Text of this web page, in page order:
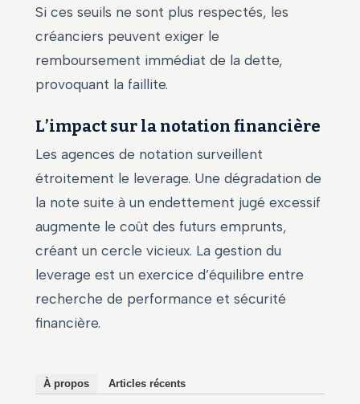
Si ces seuils ne sont plus respectés, les
créanciers peuvent exiger le
remboursement immédiat de la dette,
provoquant la faillite.
L’impact sur la notation financière
Les agences de notation surveillent
étroitement le leverage. Une dégradation de
la note suite à un endettement jugé excessif
augmente le coût des futurs emprunts,
créant un cercle vicieux. La gestion du
leverage est un exercice d’équilibre entre
recherche de performance et sécurité
financière.
À propos Articles récents